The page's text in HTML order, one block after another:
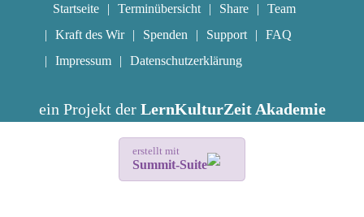
Startseite Terminübersicht Share
Team
Kraft des Wir
Spenden Support
FAQ
Impressum
Datenschutzerklärung
ein Projekt der LernKulturZeit Akademie
erstellt mit
Summit-Suite